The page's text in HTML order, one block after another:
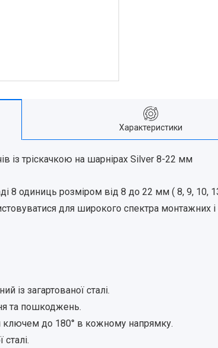
Характеристики
із тріскачкою на шарнірах Silver 8-22 мм
8 одиниць розміром від 8 до 22 мм ( 8, 9, 10,
для широкого спектра монтажних і
із загартованої сталі.
та пошкоджень.
ключем до 180° в кожному напрямку.